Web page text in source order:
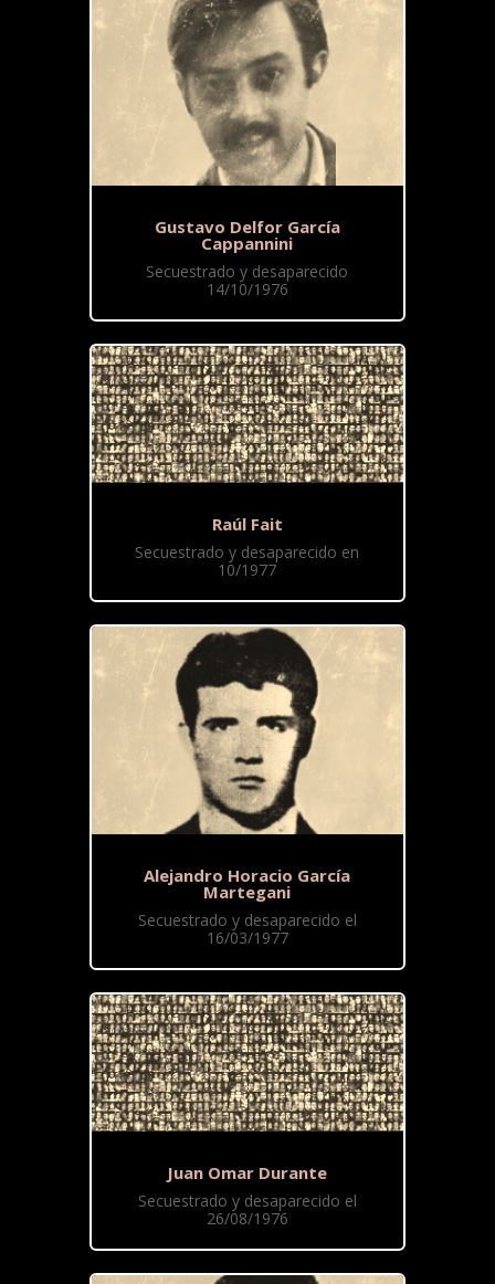
Gustavo Delfor García
Cappannini
Secuestrado y desaparecido
14/10/1976
Raúl Fait
Secuestrado y desaparecido en
10/1977
Alejandro Horacio García
Martegani
Secuestrado y desaparecido el
16/03/1977
Juan Omar Durante
Secuestrado y desaparecido el
26/08/1976